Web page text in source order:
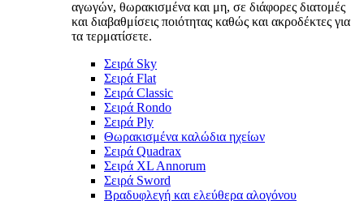
αγωγών, θωρακισμένα και μη, σε διάφορες διατομές
και διαβαθμίσεις ποιότητας καθώς και ακροδέκτες για
τα τερματίσετε.
Σειρά Sky
Σειρά Flat
Σειρά Classic
Σειρά Rondo
Σειρά Ply
Θωρακισμένα καλώδια ηχείων
Σειρά Quadrax
Σειρά XL Annorum
Σειρά Sword
Βραδυφλεγή και ελεύθερα αλογόνου